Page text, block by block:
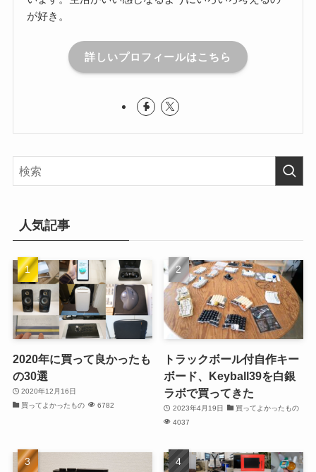
が好き。
詳しいプロフィールはこちら
人気記事
2020年に買って良かったも
の30選
2020年12月16日
買ってよかったもの
6782
トラックボール付自作キー
ボード、Keyball39を白銀
ラボで買ってきた
2023年4月19日
買ってよかったもの
4037